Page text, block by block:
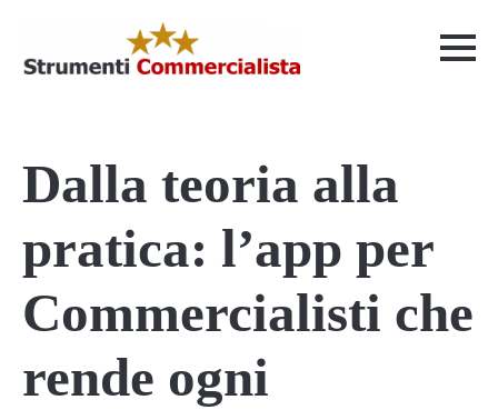
Dalla teoria alla
pratica: l’app per
Commercialisti che
rende ogni